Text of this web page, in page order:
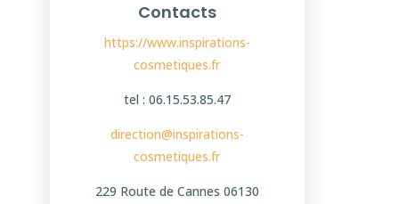
Contacts
https://www.inspirations-
cosmetiques.fr
tel : 06.15.53.85.47
direction@inspirations-
cosmetiques.fr
229 Route de Cannes 06130